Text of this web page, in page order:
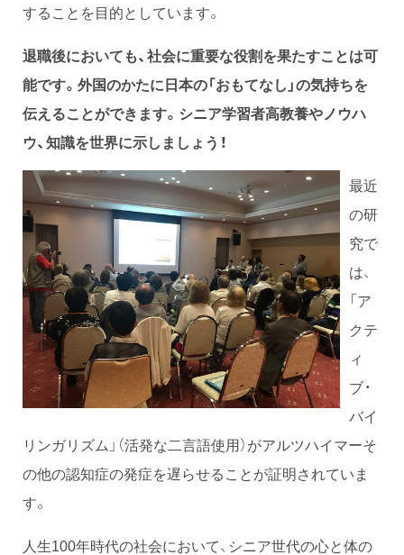
することを目的としています。
退職後においても、社会に重要な役割を果たすことは可
能です。外国のかたに日本の「おもてなし」の気持ちを
伝えることができます。シニア学習者高教養やノウハ
ウ、知識を世界に示しましょう！
最近
の研
究で
は、
「ア
クテ
ィ
ブ・
バイ
リンガリズム」（活発な二言語使用）がアルツハイマーそ
の他の認知症の発症を遅らせることが証明されていま
す。
人生100年時代の社会において、シニア世代の心と体の